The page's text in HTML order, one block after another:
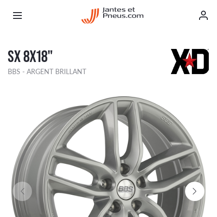
SX 8X18"
BBS - ARGENT BRILLANT